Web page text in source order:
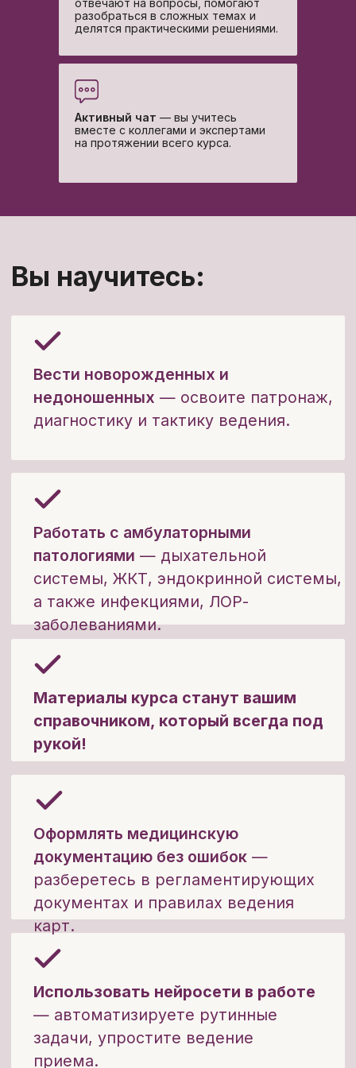
отвечают на вопросы, помогают
разобраться в сложных темах и
делятся практическими решениями.
Активный чат — вы учитесь
вместе с коллегами и экспертами
на протяжении всего курса.
Курс по амбулаторной
Поможет перейти из стационара в
амбулаторию:разберетесь в алгоритмах